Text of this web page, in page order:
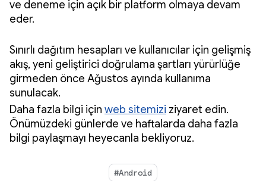
ve deneme için açık bir platform olmaya devam
eder.
Sınırlı dağıtım hesapları ve kullanıcılar için gelişmiş
akış, yeni geliştirici doğrulama şartları yürürlüğe
girmeden önce Ağustos ayında kullanıma
sunulacak.
Daha fazla bilgi için web sitemizi ziyaret edin.
Önümüzdeki günlerde ve haftalarda daha fazla
bilgi paylaşmayı heyecanla bekliyoruz.
#Android